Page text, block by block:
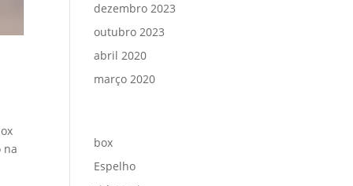
na
dezembro 2023
outubro 2023
abril 2020
março 2020
box
Espelho